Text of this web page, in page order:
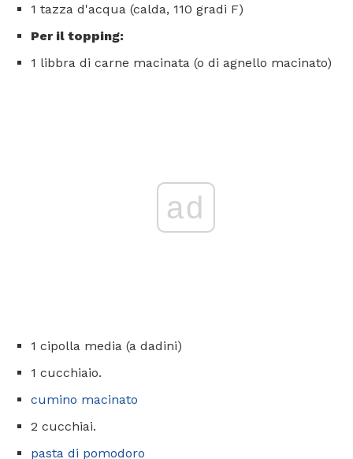
1 tazza d'acqua (calda, 110 gradi F)
Per il topping:
1 libbra di carne macinata (o di agnello macinato)
ad
1 cipolla media (a dadini)
1 cucchiaio.
cumino macinato
2 cucchiai.
pasta di pomodoro